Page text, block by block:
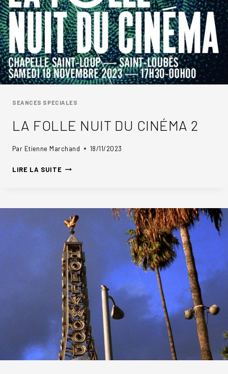
SEANCES SPECIALES
LA FOLLE NUIT DU CINÉMA 2
Par Etienne Marchand 18/11/2023
LIRE LA SUITELA
CINÉMA